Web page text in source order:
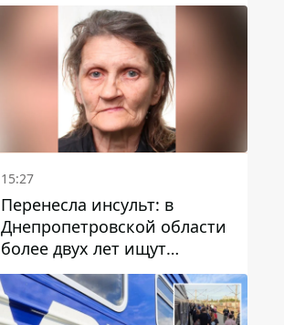
15:27
Перенесла инсульт: в
Днепропетровской области
более двух лет ищут
пропавшую женщину